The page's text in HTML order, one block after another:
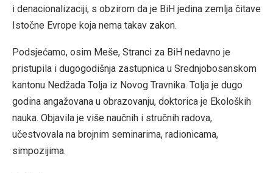
i denacionalizaciji, s obzirom da je BiH jedina zemlja čitave
Istočne Evrope koja nema takav zakon.
Podsjećamo, osim Meše, Stranci za BiH nedavno je
pristupila i dugogodišnja zastupnica u Srednjobosanskom
kantonu Nedžada Tolja iz Novog Travnika. Tolja je dugo
godina angažovana u obrazovanju, doktorica je Ekoloških
nauka. Objavila je više naučnih i stručnih radova,
učestvovala na brojnim seminarima, radionicama,
simpozijima.